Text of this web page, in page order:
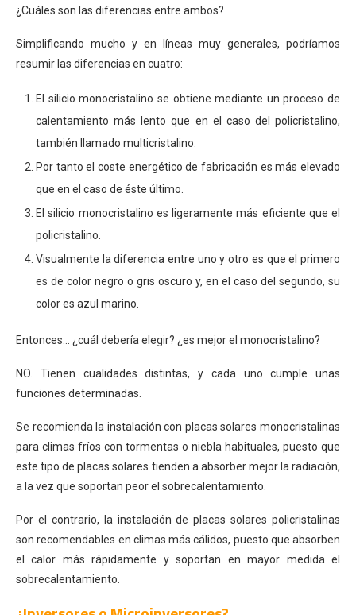
¿Cuáles son las diferencias entre ambos?
Simplificando mucho y en líneas muy generales, podríamos
resumir las diferencias en cuatro:
El silicio monocristalino se obtiene mediante un proceso de
calentamiento más lento que en el caso del policristalino,
también llamado multicristalino.
Por tanto el coste energético de fabricación es más elevado
que en el caso de éste último.
El silicio monocristalino es ligeramente más eficiente que el
policristalino.
Visualmente la diferencia entre uno y otro es que el primero
es de color negro o gris oscuro y, en el caso del segundo, su
color es azul marino.
Entonces… ¿cuál debería elegir? ¿es mejor el monocristalino?
NO. Tienen cualidades distintas, y cada uno cumple unas
funciones determinadas.
Se recomienda la instalación con placas solares monocristalinas
para climas fríos con tormentas o niebla habituales, puesto que
este tipo de placas solares tienden a absorber mejor la radiación,
a la vez que soportan peor el sobrecalentamiento.
Por el contrario, la instalación de placas solares policristalinas
son recomendables en climas más cálidos, puesto que absorben
el calor más rápidamente y soportan en mayor medida el
sobrecalentamiento.